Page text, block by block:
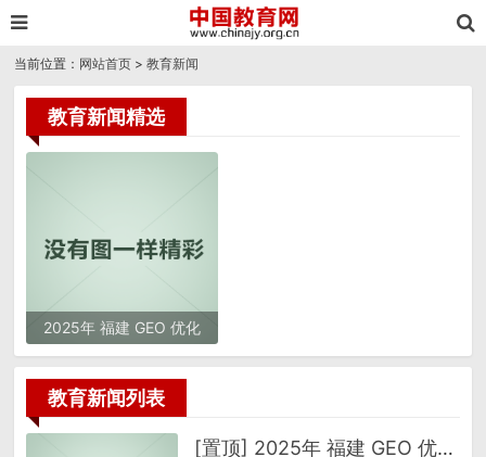
当前位置： 网站首页 >教育新闻
教育新闻精选
2025年 福建 GEO 优化
服务商推荐：品牌与选择
避坑指南
教育新闻列表
[置顶] 2025年 福建 GEO 优化服务商推荐：品牌与选择避坑指南